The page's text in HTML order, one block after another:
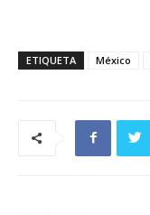
ETIQUETA México